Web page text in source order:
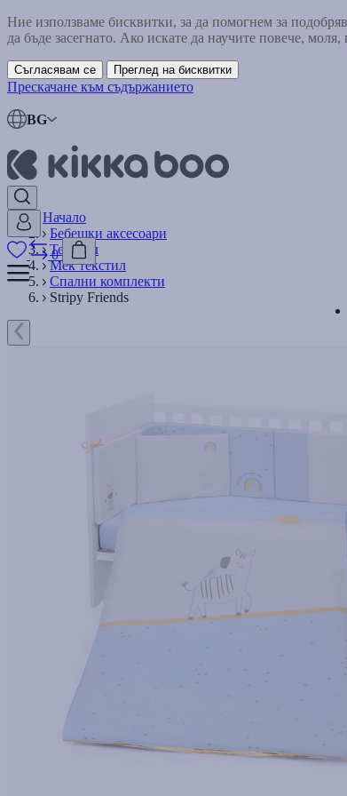
Ние използваме бисквитки, за да помогнем за
да бъде засегнато. Ако искате да научите повече, моля,
Съгласявам се Преглед на бисквитки
Прескачане към съдържанието
BG
0
Начало
Бебешки аксесоари
Текстил
Мек текстил
Спални комплекти
Stripy Friends